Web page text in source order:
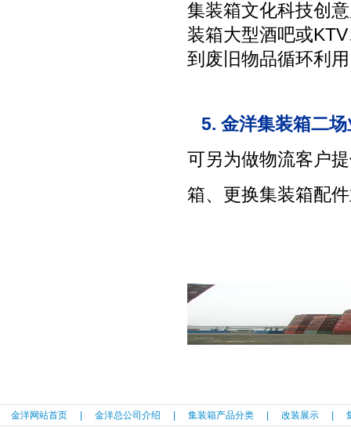
集装箱文化科技创
装箱大型酒吧或
到废旧物品循环利
5. 金洋集装箱二
可另为做物流客户
箱、更换集装箱配
金洋网站首页 金洋总公司介绍 集装箱产品分类 改装展示